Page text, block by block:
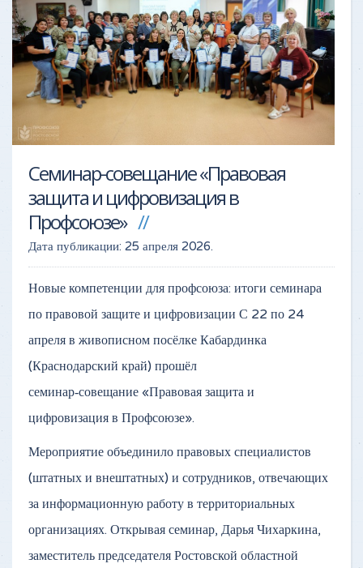
Семинар-совещание «Правовая
защита и цифровизация в
Профсоюзе»
Дата публикации: 25 апреля 2026.
Новые компетенции для профсоюза: итоги семинара
по правовой защите и цифровизации С 22 по 24
апреля в живописном посёлке Кабардинка
(Краснодарский край) прошёл
семинар‑совещание «Правовая защита и
цифровизация в Профсоюзе».
Мероприятие объединило правовых специалистов
(штатных и внештатных) и сотрудников, отвечающих
за информационную работу в территориальных
организациях. Открывая семинар, Дарья Чихаркина,
заместитель председателя Ростовской областной